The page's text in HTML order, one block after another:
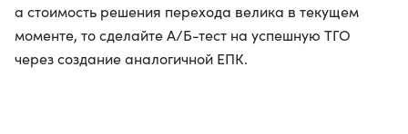
а стоимость решения перехода велика в текущем
моменте, то сделайте A/Б-тест на успешную ТГО
через создание аналогичной ЕПК.